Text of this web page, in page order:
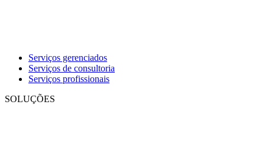
Serviços gerenciados
Serviços de consultoria
Serviços profissionais
SOLUÇÕES